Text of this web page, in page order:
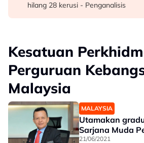
ADTEC-ITE Singapura
seksual OKU
hilang 28 kerusi - Penganalisis
Kesatuan
Perguruan
Malaysia
MALAYSIA
Utamakan
Sarjana Muda
21/06/2021